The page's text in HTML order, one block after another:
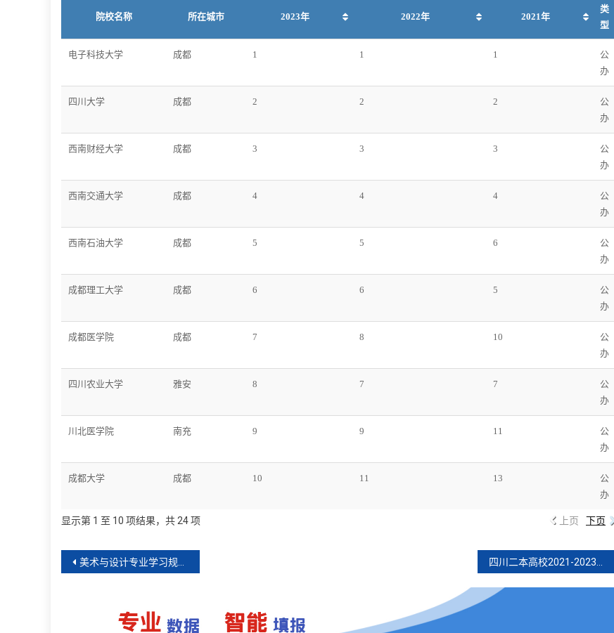
院校名称 所在城市 2023年 2022年 2021年
类
型
电子科技大学 成都 1 1 1
公
办
四川大学 成都 2 2 2
公
办
西南财经大学 成都 3 3 3
公
办
西南交通大学 成都 4 4 4
公
办
西南石油大学 成都 5 5 6
公
办
成都理工大学 成都 6 6 5
公
办
成都医学院 成都 7 8 10
公
办
四川农业大学 雅安 8 7 7
公
办
川北医学院 南充 9 9 11
公
办
成都大学 成都 10 11 13
公
办
显示第 1 至 10 项结果，共 24 项 上页 下页
文美术与设计专业学习规划(2025版)